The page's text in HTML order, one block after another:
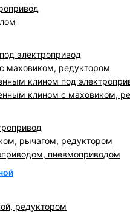
электропривод
маховиком, редуктором
клином под
клином с маховиком,
рычагом, редуктором
пневмоприводом
редуктором